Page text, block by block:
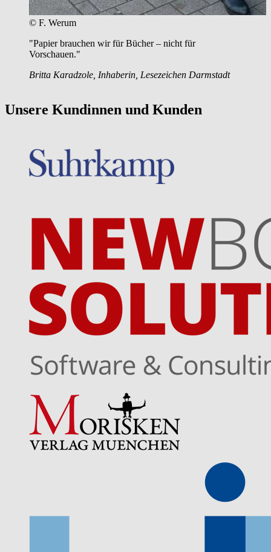
© Michael Boehme
"Mit VLB-TIX kann ich Neuerscheinungen zentral
pflegen und gezielt dem Buchhandel präsentieren – das